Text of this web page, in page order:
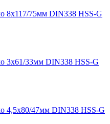
8x117/75мм DIN338 HSS-G
3x61/33мм DIN338 HSS-G
4,5x80/47мм DIN338 HSS-G